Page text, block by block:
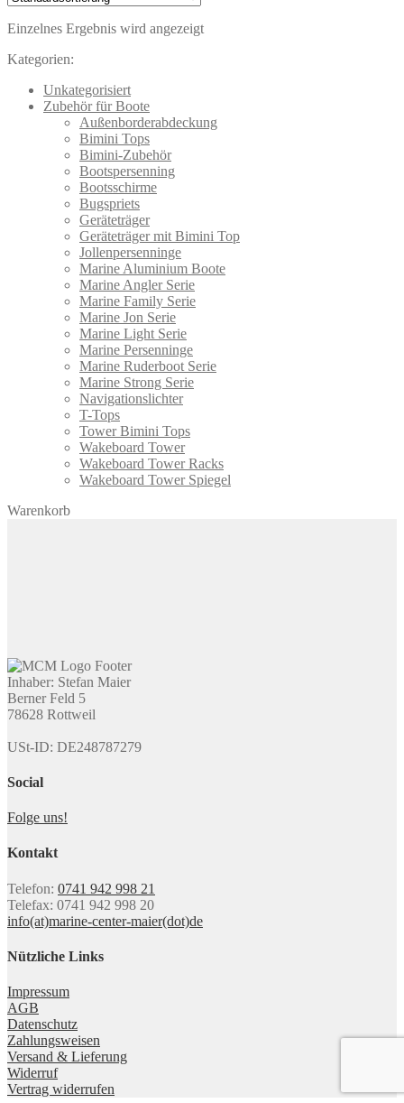
Einzelnes Ergebnis wird angezeigt
Kategorien:
Unkategorisiert
Zubehör für Boote
Außenborderabdeckung
Bimini Tops
Bimini-Zubehör
Bootspersenning
Bootsschirme
Bugspriets
Geräteträger
Geräteträger mit Bimini Top
Jollenpersenninge
Marine Aluminium Boote
Marine Angler Serie
Marine Family Serie
Marine Jon Serie
Marine Light Serie
Marine Persenninge
Marine Ruderboot Serie
Marine Strong Serie
Navigationslichter
T-Tops
Tower Bimini Tops
Wakeboard Tower
Wakeboard Tower Racks
Wakeboard Tower Spiegel
Warenkorb
Inhaber: Stefan Maier
Berner Feld 5
78628 Rottweil
USt-ID: DE248787279
Social
Folge uns!
Kontakt
Telefon: 0741 942 998 21
Telefax: 0741 942 998 20
info(at)marine-center-maier(dot)de
Nützliche Links
Impressum
AGB
Datenschutz
Zahlungsweisen
Versand & Lieferung
Widerruf
Vertrag widerrufen